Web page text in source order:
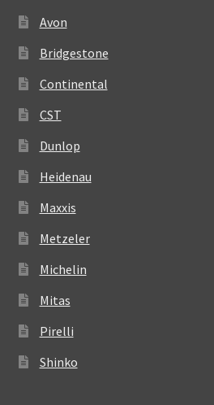
Avon
Bridgestone
Continental
CST
Dunlop
Heidenau
Maxxis
Metzeler
Michelin
Mitas
Pirelli
Shinko